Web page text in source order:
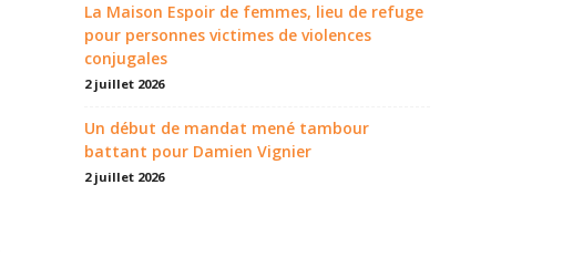
La Maison Espoir de femmes, lieu de refuge
pour personnes victimes de violences
conjugales
2 juillet 2026
Un début de mandat mené tambour
battant pour Damien Vignier
2 juillet 2026